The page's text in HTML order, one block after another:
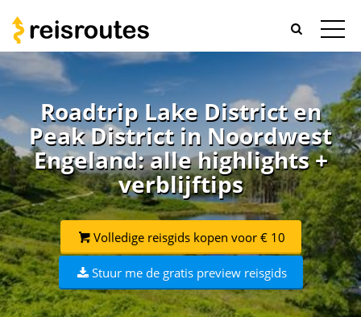
Roadtrip Lake District en
Peak District in Noordwest
Engeland: alle highlights +
verblijftips
Volledige reisgids kopen voor € 10
Stuur me de gratis preview reisgids